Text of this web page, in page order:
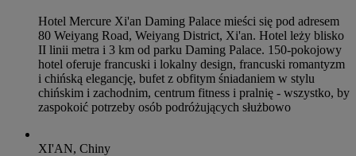
Hotel Mercure Xi'an Daming Palace mieści się pod adresem
80 Weiyang Road, Weiyang District, Xi'an. Hotel leży blisko
II linii metra i 3 km od parku Daming Palace. 150-pokojowy
hotel oferuje francuski i lokalny design, francuski romantyzm
i chińską elegancję, bufet z obfitym śniadaniem w stylu
chińskim i zachodnim, centrum fitness i pralnię - wszystko, by
zaspokoić potrzeby osób podróżujących służbowo
XI'AN, Chiny